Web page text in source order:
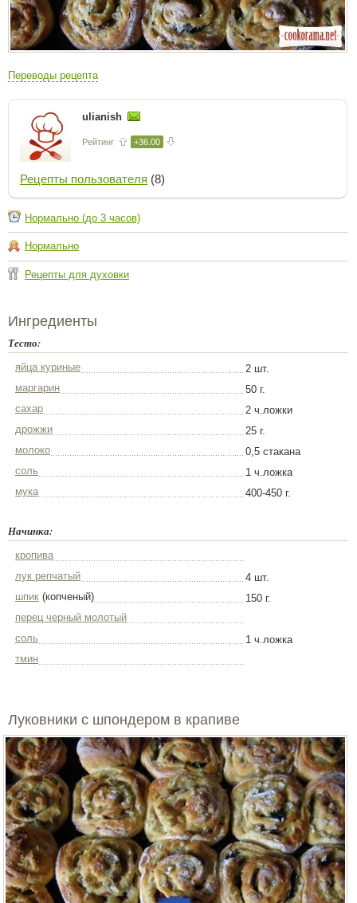
Переводы рецепта
ulianish
Рейтинг +36.00
Рецепты пользователя (8)
Нормально (до 3 часов)
Нормально
Рецепты для духовки
Ингредиенты
Тесто:
яйца куриные
2 шт.
маргарин
50 г.
сахар
2 ч.ложки
дрожжи
25 г.
молоко
0,5 стакана
соль
1 ч.ложка
мука
400-450 г.
Начинка:
кропива
лук репчатый
4 шт.
шпик (копченый)
150 г.
перец черный молотый
соль
1 ч.ложка
тмин
Луковники с шпондером в крапиве